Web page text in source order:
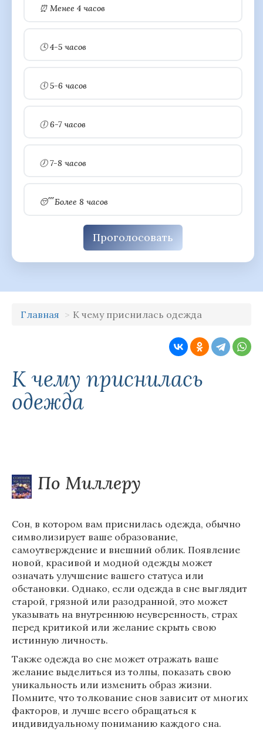
⏰ Менее 4 часов
🕓 4-5 часов
🕔 5-6 часов
🕕 6-7 часов
🕖 7-8 часов
😴 Более 8 часов
Проголосовать
Главная К чему приснилась одежда
К чему приснилась
одежда
По Миллеру
Сон, в котором вам приснилась одежда, обычно
символизирует ваше образование,
самоутверждение и внешний облик. Появление
новой, красивой и модной одежды может
означать улучшение вашего статуса или
обстановки. Однако, если одежда в сне выглядит
старой, грязной или разодранной, это может
указывать на внутреннюю неуверенность, страх
перед критикой или желание скрыть свою
истинную личность.
Также одежда во сне может отражать ваше
желание выделиться из толпы, показать свою
уникальность или изменить образ жизни.
Помните, что толкование снов зависит от многих
факторов, и лучше всего обращаться к
индивидуальному пониманию каждого сна.